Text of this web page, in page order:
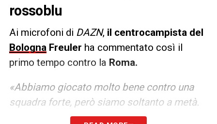
rossoblu
Ai microfoni di DAZN, il centrocampista del
Bologna Freuler ha commentato così il
primo tempo contro la Roma.
«Abbiamo giocato molto bene contro una
squadra forte, però siamo soltanto a metà.
Sono arrivato da poco ma essere capitano